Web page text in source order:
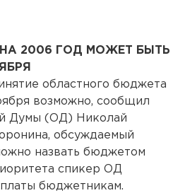
2006 ГОД МОЖЕТ БЫТЬ
областного бюджета
возможно, сообщил
Думы (ОД) Николай
обсуждаемый
назвать бюджетом
спикер ОД
бюджетникам.